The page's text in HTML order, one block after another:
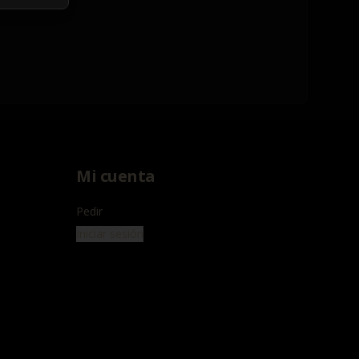
Mi cuenta
Pedir